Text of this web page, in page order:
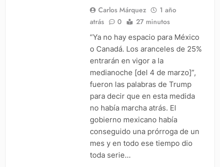
Carlos Márquez
1 año
atrás
0 27 minutos
“Ya no hay espacio para México
o Canadá. Los aranceles de 25%
entrarán en vigor a la
medianoche [del 4 de marzo]”,
fueron las palabras de Trump
para decir que en esta medida
no había marcha atrás. El
gobierno mexicano había
conseguido una prórroga de un
mes y en todo ese tiempo dio
toda serie…